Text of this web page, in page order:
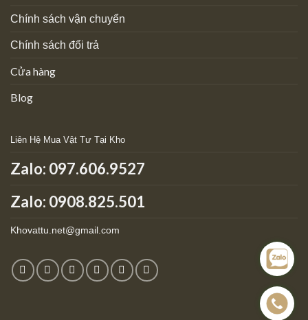
Chính sách vận chuyển
Chính sách đổi trả
Cửa hàng
Blog
Liên Hệ Mua Vật Tư Tại Kho
Zalo: 097.606.9527
Zalo: 0908.825.501
Khovattu.net@gmail.com